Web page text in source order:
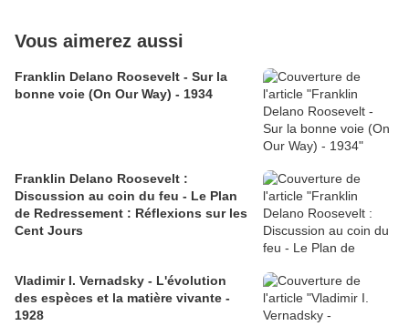
Vous aimerez aussi
Franklin Delano Roosevelt - Sur la
bonne voie (On Our Way) - 1934
Franklin Delano Roosevelt :
Discussion au coin du feu - Le Plan
de Redressement : Réflexions sur les
Cent Jours
Vladimir I. Vernadsky - L'évolution
des espèces et la matière vivante -
1928